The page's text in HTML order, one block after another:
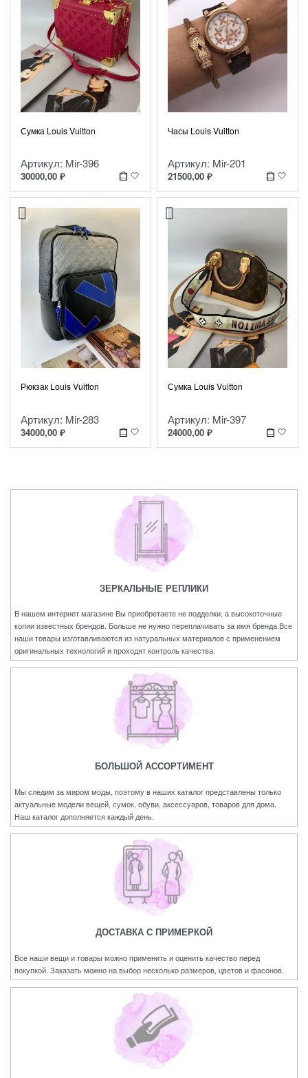
Сумка Louis Vuitton
Артикул: Mir-396
30000,00 ₽
Часы Louis Vuitton
Артикул: Mir-201
21500,00 ₽
Рюкзак Louis Vuitton
Артикул: Mir-283
34000,00 ₽
Сумка Louis Vuitton
Артикул: Mir-397
24000,00 ₽
ЗЕРКАЛЬНЫЕ РЕПЛИКИ
В нашем интернет магазине Вы приобретаете не подделки, а высокоточные
копии известных брендов. Больше не нужно переплачивать за имя бренда.Все
наши товары изготавливаются из натуральных материалов с применением
оригинальных технологий и проходят контроль качества.
БОЛЬШОЙ АССОРТИМЕНТ
Мы следим за миром моды, поэтому в наших каталог представлены только
актуальные модели вещей, сумок, обуви, аксессуаров, товаров для дома.
Наш каталог дополняется каждый день.
ДОСТАВКА С ПРИМЕРКОЙ
Все наши вещи и товары можно применить и оценить качество перед
покупкой. Заказать можно на выбор несколько размеров, цветов и фасонов.